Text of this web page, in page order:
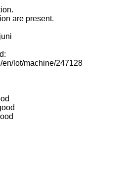
are present.
en/lot/machine/247128